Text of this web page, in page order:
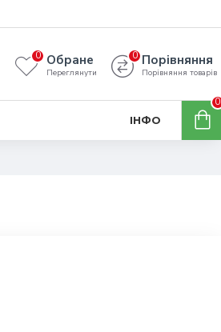
Обране
Переглянути
0 Порівняння
Порівняння товарів
0
ІНФО
0